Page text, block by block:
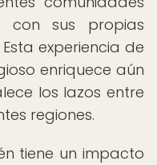
con sus propias
experiencia de
enriquece aún
los lazos entre
regiones.
tiene un impacto